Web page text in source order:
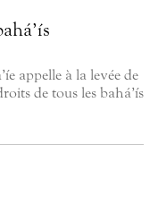
appelle à la levée de
de tous les bahá’ís